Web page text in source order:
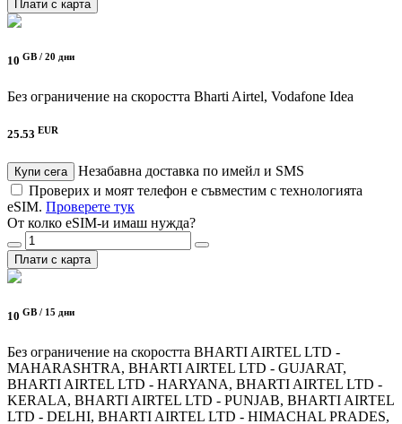
Плати с карта
10 GB / 20 дни
Без ограничение на скоростта Bharti Airtel, Vodafone Idea
25.53 EUR
Купи сега
Незабавна доставка по имейл и SMS
Проверих и моят телефон е съвместим с технологията
eSIM. Проверете тук
От колко eSIM-и имаш нужда?
Плати с карта
10 GB / 15 дни
Без ограничение на скоростта BHARTI AIRTEL LTD -
MAHARASHTRA, BHARTI AIRTEL LTD - GUJARAT,
BHARTI AIRTEL LTD - HARYANA, BHARTI AIRTEL LTD -
KERALA, BHARTI AIRTEL LTD - PUNJAB, BHARTI AIRTEL
LTD - DELHI, BHARTI AIRTEL LTD - HIMACHAL PRADES,